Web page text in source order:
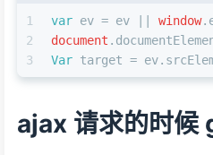
1
2
3
var ev = ev || window.
document .
Var target = ev.
ajax 请求的时候